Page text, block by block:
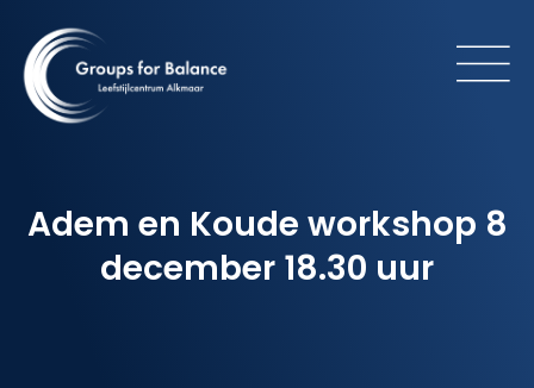
Adem en Koude workshop 8
december 18.30 uur